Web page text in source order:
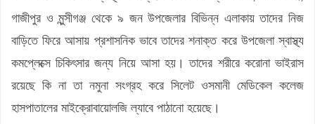
গাজীপুর ও মুন্সীগঞ্জ থেকে ৯ জন উপজেলার বিভিন্ন এলাকায় তাদের নিজ
বাড়িতে ফিরে আসায় প্রশাসনিক ভাবে তাদের শনাক্ত করে উপজেলা স্বাস্থ্য
কমপ্লেক্সে চিকিৎসার জন্য নিয়ে আসা হয়। তাদের শরীরে করোনা ভাইরাস
রয়েছে কি না তা নমুনা সংগ্রহ করে সিলেট ওসমানী মেডিকেল কলেজ
হাসপাতালের মাইক্রোবায়োলজি ল্যাবে পাঠানো হয়েছে।